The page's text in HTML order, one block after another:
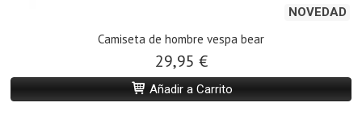
NOVEDAD
Camiseta de hombre vespa bear
29,95 €
Añadir a Carrito